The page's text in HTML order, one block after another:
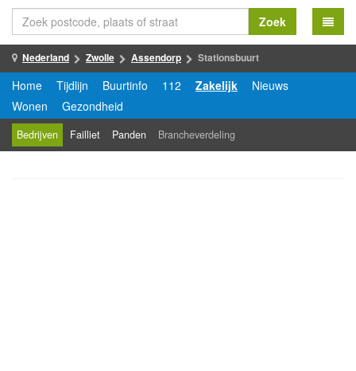
Zoek
Nederland Zwolle Assendorp Stationsbuurt
Home Tijdlijn Buurtinfo 112 Zakelijk
Nieuws
Wonen
Gezondheid
Bedrijven Failliet Panden Brancheverdeling